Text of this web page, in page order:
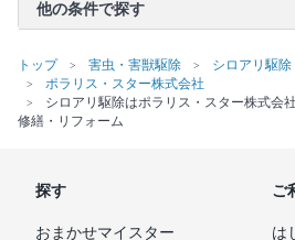
他の条件で探す
トップ 害虫・害獣駆除
シロアリ駆除
ポラリス・スター株式会社
シロアリ駆除はポラリス・スター株式会
修繕・リフォーム
探す
おまかせマイスター
ご
は